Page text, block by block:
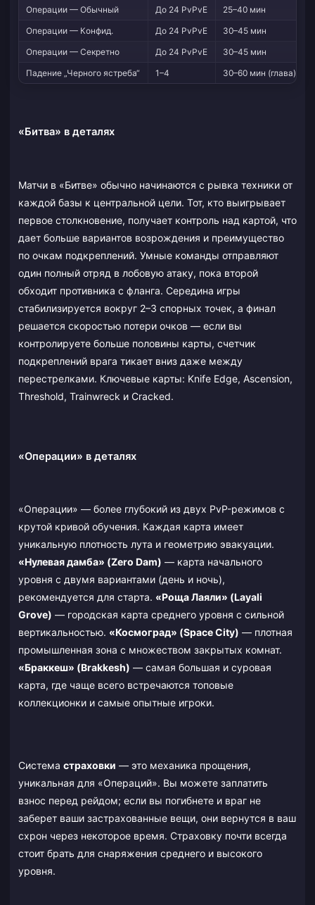
Операции — Обычный
До 24 PvPvE 25–40 мин
Операции — Конфид.
До 24 PvPvE 30–45 мин
Операции — Секретно
До 24 PvPvE 30–45 мин
Падение „Черного ястреба“
1–4 30–60 мин (глава)
«Битва» в деталях
Матчи в «Битве» обычно начинаются с рывка техники от
каждой базы к центральной цели. Тот, кто выигрывает
первое столкновение, получает контроль над картой, что
дает больше вариантов возрождения и преимущество
по очкам подкреплений. Умные команды отправляют
один полный отряд в лобовую атаку, пока второй
обходит противника с фланга. Середина игры
стабилизируется вокруг 2–3 спорных точек, а финал
решается скоростью потери очков — если вы
контролируете больше половины карты, счетчик
подкреплений врага тикает вниз даже между
перестрелками. Ключевые карты: Knife Edge, Ascension,
Threshold, Trainwreck и Cracked.
«Операции» в деталях
«Операции» — более глубокий из двух PvP-режимов с
крутой кривой обучения. Каждая карта имеет
уникальную плотность лута и геометрию эвакуации.
«Нулевая дамба» (Zero Dam) — карта начального
уровня с двумя вариантами (день и ночь),
рекомендуется для старта. «Роща Лаяли» (Layali
Grove) — городская карта среднего уровня с сильной
вертикальностью. «Космоград» (Space City) — плотная
промышленная зона с множеством закрытых комнат.
«Браккеш» (Brakkesh) — самая большая и суровая
карта, где чаще всего встречаются топовые
коллекционки и самые опытные игроки.
Система страховки — это механика прощения,
уникальная для «Операций». Вы можете заплатить
взнос перед рейдом; если вы погибнете и враг не
заберет ваши застрахованные вещи, они вернутся в ваш
схрон через некоторое время. Страховку почти всегда
стоит брать для снаряжения среднего и высокого
уровня.